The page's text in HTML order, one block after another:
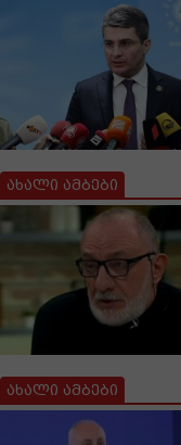
ახალი ამბები
ახალი ამბები